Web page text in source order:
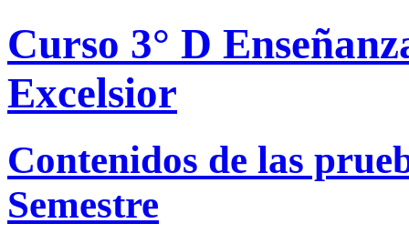
Curso 3° D
Excelsior
Contenidos de las
Semestre